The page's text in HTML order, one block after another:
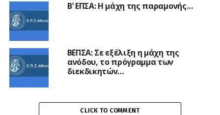
Β’ ΕΠΣΑ: Η μάχη της παραμονής…
Β΄ΕΠΣΑ: Σε εξέλιξη η μάχη της
ανόδου, το πρόγραμμα των
διεκδικητών…
CLICK TO COMMENT